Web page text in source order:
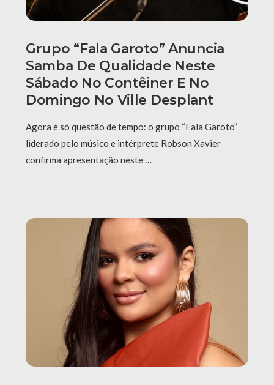
Grupo “Fala Garoto” Anuncia
Samba De Qualidade Neste
Sábado No Contêiner E No
Domingo No Ville Desplant
Agora é só questão de tempo: o grupo “Fala Garoto”
liderado pelo músico e intérprete Robson Xavier
confirma apresentação neste …